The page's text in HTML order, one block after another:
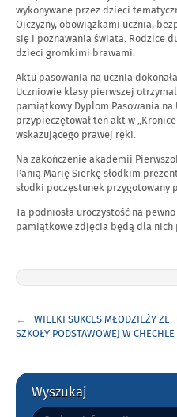
wykonywane przez dzieci
Ojczyzny, obowiązkami ucznia,
się i poznawania świata. Rodzice
dzieci gromkimi brawami.
Aktu pasowania na ucznia
Uczniowie klasy pierwszej
pamiątkowy Dyplom Pasowania
przypieczętował ten akt w
wskazującego prawej ręki.
Na zakończenie akademii
Panią Marię Sierkę słodkim
słodki poczęstunek przygotowany
Ta podniosła uroczystość na
pamiątkowe zdjęcia będą dla
wpisu
WIELKI SUKCES MŁODZIEŻY ZE
SZKOŁY PODSTAWOWEJ W CHECHLE
Gorne
Wyszukaj
Tutaj